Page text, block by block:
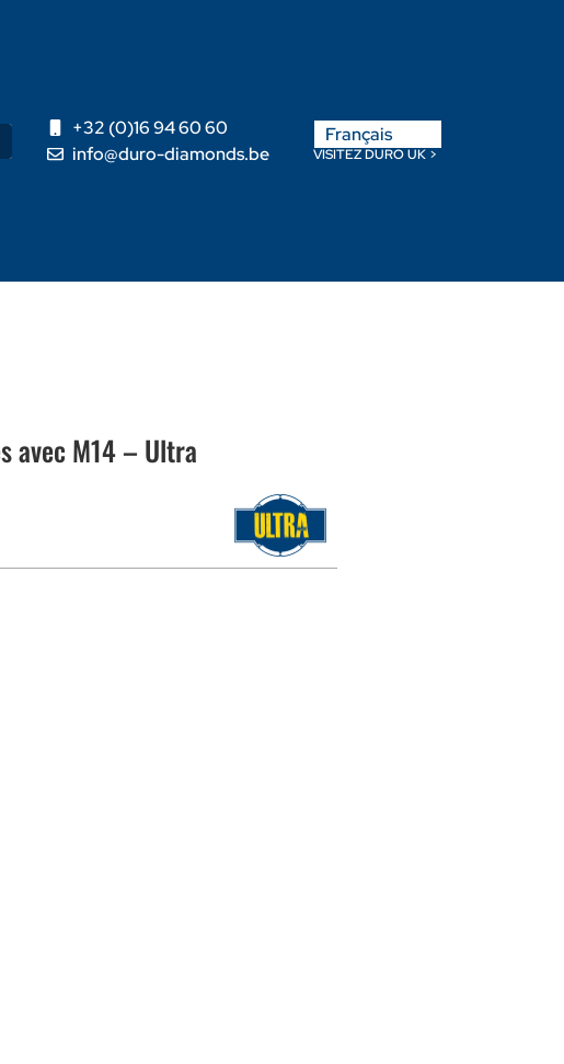
+32 (0)16 94 60 60
info@duro-diamonds.be
Français
Nederlands
VISITEZ DURO UK >
avec M14 – Ultra